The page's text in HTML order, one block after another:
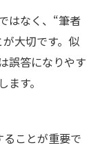
はなく、“筆者
大切です。似
誤答になりやす
す。
ことが重要で